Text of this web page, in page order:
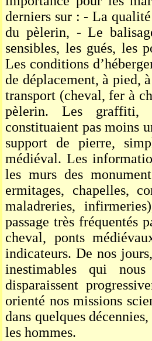
derniers sur : - La
du pèlerin, - Le
sensibles, les gués, les
Les conditions
de déplacement, à pied,
transport (cheval, fer à
pèlerin. Les graffiti,
constituaient pas moins
support de pierre,
médiéval. Les
les murs des
ermitages, chapelles,
maladreries,
passage très fréquentés
cheval, ponts
indicateurs. De nos
inestimables qui
disparaissent
orienté nos missions
dans quelques
les hommes.